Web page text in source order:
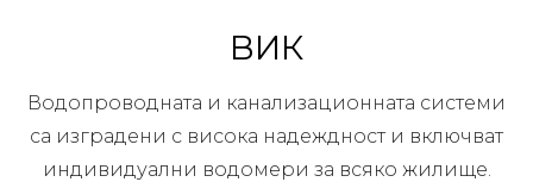
ВИК
Водопроводната и канализационната системи
са изградени с висока надеждност и включват
индивидуални водомери за всяко жилище.